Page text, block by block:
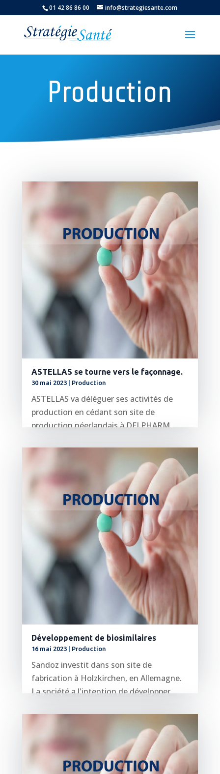
01 42 86 86 00 info@strategiesante.com
Production
ASTELLAS se tourne vers le façonnage.
30 mai 2023| Production
ASTELLAS va déléguer ses activités de
production en cédant son site de
production néerlandais à DELPHARM.
lire plus
Développement de biosimilaires
16 mai 2023| Production
Sandoz investit dans son site de
fabrication à Holzkirchen, en Allemagne.
La société a l'intention de développer
lire plus